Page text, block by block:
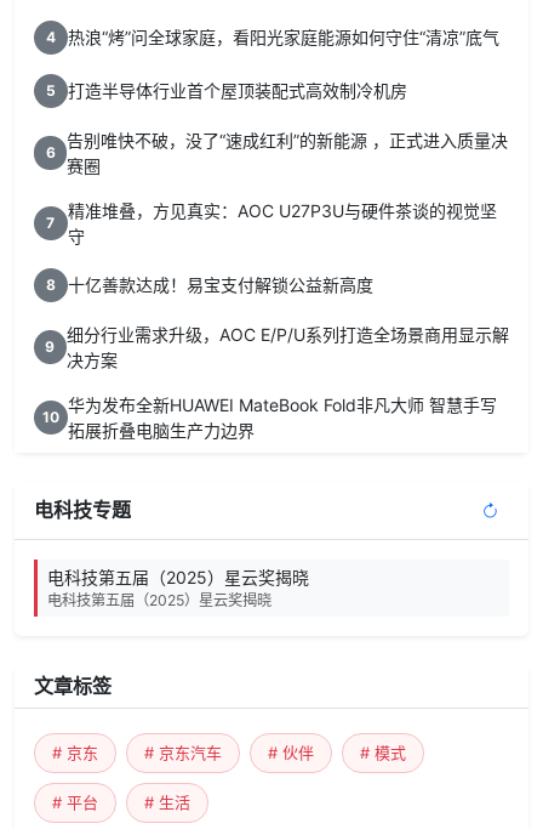
4 热浪“烤”问全球家庭，看阳光家庭能源如何守住“清凉”底气
5 打造半导体行业首个屋顶装配式高效制冷机房
6
告别唯快不破，没了“速成红利”的新能源 ，正式进入质量决
赛圈
7
精准堆叠，方见真实：AOC U27P3U与硬件茶谈的视觉坚
守
8 十亿善款达成！易宝支付解锁公益新高度
9
细分行业需求升级，AOC E/P/U系列打造全场景商用显示解
决方案
10
华为发布全新HUAWEI MateBook Fold非凡大师 智慧手写
拓展折叠电脑生产力边界
电科技专题
电科技第五届（2025）星云奖揭晓
电科技第五届（2025）星云奖揭晓
文章标签
# 京东 # 京东汽车 # 伙伴 # 模式
# 平台 # 生活